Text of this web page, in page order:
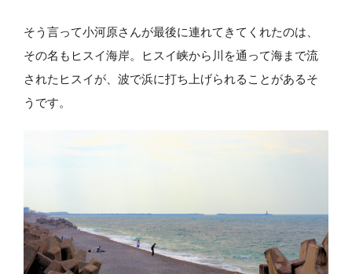
そう言って小河原さんが最後に連れてきてくれたのは、
その名もヒスイ海岸。ヒスイ峡から川を通って海まで流
されたヒスイが、波で浜に打ち上げられることがあるそ
うです。